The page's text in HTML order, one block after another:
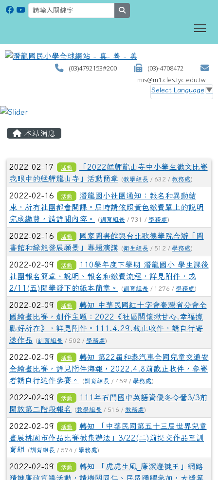
(03)4792153#200
(03)-4708472
mis@m1.cles.tyc.edu.tw
Select Language ▼
本站消息
文章列表
2022-02-17 活動
「2022艋舺龍山寺中小學生徵文比賽
我眼中的艋舺龍山寺」活動簡章
(教學組長 / 632 / 教務處)
2022-02-16 活動
潛龍國小社團通知：報名和異動結
束，所有社團都會開課。屆時請依照黃色繳費單上的說明
完成繳費，請詳閱內容。
(訓育組長 / 731 / 學務處)
2022-02-16 活動
國家圖書館與台北歌德學院合辦「圖
書館和綠能發展願景」專題演講 (衛生組長 / 512 / 學務處)
2022-02-09 活動
110學年度下學期 潛龍國小 學生課後
社團報名簡章、說明、報名和繳費流程，詳見附件，或
2/11(五)開學發下的紙本簡章。
(訓育組長 / 1276 / 學務處)
2022-02-09 活動
轉知 中華民國紅十字會臺灣省分會全
國繪畫比賽，創作主題：2022《社區關懷揪甘心.幸福據
點好所在》，詳見附件。111.4.29.截止收件，請自行寄
送作品
(訓育組長 / 502 / 學務處)
2022-02-09 活動
轉知 第22屆和泰汽車全國兒童交通安
全繪畫比賽，詳見附件海報，2022.4.8前截止收件，參賽
者請自行送件參賽。
(訓育組長 / 459 / 學務處)
2022-02-09 活動
111年石門國中英語資優冬令營3/3前
開放第二階段報名
(教學組長 / 516 / 教務處)
2022-02-09 活動
轉知 「中華民國第五十三屆世界兒童
畫展桃園市作品比賽徵集辦法」3/22(二)前提交作品至訓
育組
(訓育組長 / 574 / 學務處)
2022-02-09 活動
轉知 「虎虎生風_廉潔燈謎王」網路
猜謎廉政宣導活動，請機關同仁、民眾踴躍參加，大獎等